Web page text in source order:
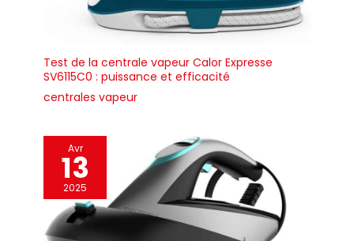
Test de la centrale vapeur Calor Expresse
SV6115C0 : puissance et efficacité
centrales vapeur
Avr
13
2025